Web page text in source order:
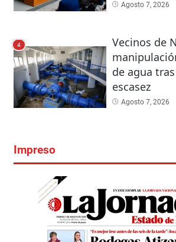
Agosto 7, 2026
4
Vecinos de
de agua
escasez
Agosto 7, 2026
Impreso